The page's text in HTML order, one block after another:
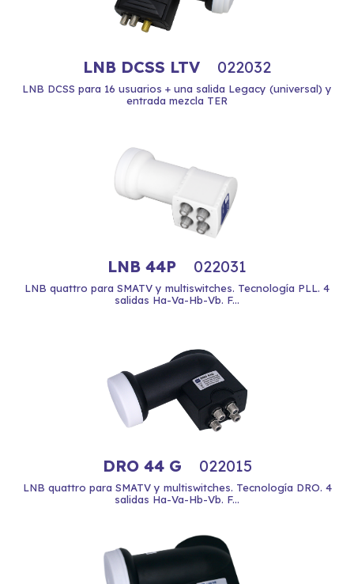
LNB DCSS LTV 022032
LNB DCSS para 16 usuarios + una salida Legacy (universal) y
entrada mezcla TER
LNB 44P 022031
LNB quattro para SMATV y multiswitches. Tecnología PLL. 4
salidas Ha-Va-Hb-Vb. F...
DRO 44 G 022015
LNB quattro para SMATV y multiswitches. Tecnología DRO. 4
salidas Ha-Va-Hb-Vb. F...